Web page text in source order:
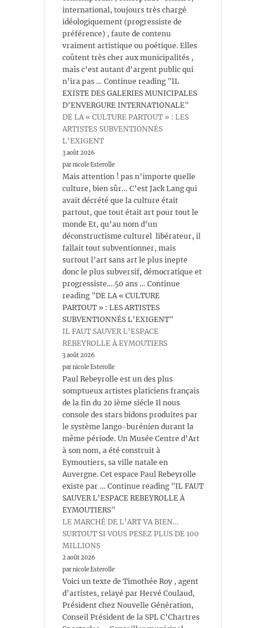
international, toujours très chargé
idéologiquement (progressiste de
préférence) , faute de contenu
vraiment artistique ou poétique. Elles
coûtent très cher aux municipalités ,
mais c’est autant d’argent public qui
n’ira pas … Continue reading "IL
EXISTE DES GALERIES MUNICIPALES
D’ENVERGURE INTERNATIONALE"
DE LA « CULTURE PARTOUT » : LES
ARTISTES SUBVENTIONNÉS
L’EXIGENT
3 août 2026
par nicole Esterolle
Mais attention ! pas n’importe quelle
culture, bien sûr… C’est Jack Lang qui
avait décrété que la culture était
partout, que tout était art pour tout le
monde Et, qu’au nom d’un
déconstructisme culturel libérateur, il
fallait tout subventionner, mais
surtout l’art sans art le plus inepte
donc le plus subversif, démocratique et
progressiste….50 ans … Continue
reading "DE LA « CULTURE
PARTOUT » : LES ARTISTES
SUBVENTIONNÉS L’EXIGENT"
IL FAUT SAUVER L’ESPACE
REBEYROLLE À EYMOUTIERS
3 août 2026
par nicole Esterolle
Paul Rebeyrolle est un des plus
somptueux artistes platiciens français
de la fin du 20 ième siécle Il nous
console des stars bidons produites par
le système lango-burénien durant la
même période. Un Musée Centre d’Art
à son nom, a été construit à
Eymoutiers, sa ville natale en
Auvergne. Cet espace Paul Rebeyrolle
existe par … Continue reading "IL FAUT
SAUVER L’ESPACE REBEYROLLE À
EYMOUTIERS"
LE MARCHÉ DE L’ART VA BIEN…
SURTOUT SI VOUS PESEZ PLUS DE 100
MILLIONS
2 août 2026
par nicole Esterolle
Voici un texte de Timothée Roy , agent
d’artistes, relayé par Hervé Coulaud,
Président chez Nouvelle Génération,
Conseil Président de la SPL C’Chartres